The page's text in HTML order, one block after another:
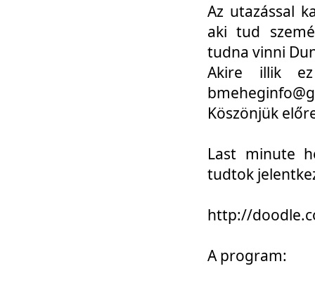
Az utazással
aki tud
tudna vinni
Akire illik
Köszönjük
Last minute
tudtok
http://
A program: